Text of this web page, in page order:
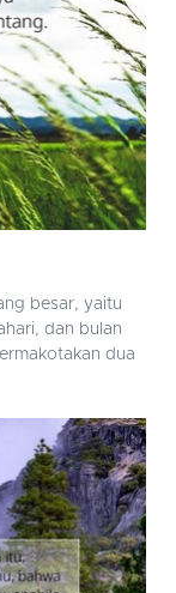
besar, yaitu
dan bulan
dua